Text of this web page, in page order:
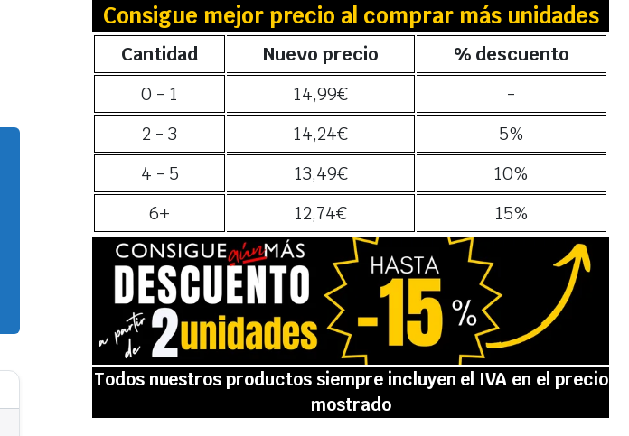
Consigue mejor precio al comprar más unidades
Cantidad Nuevo precio
% descuento
0 - 1
14,99€
-
2 - 3
14,24€
5%
4 - 5
13,49€
10%
6+
12,74€ 15%